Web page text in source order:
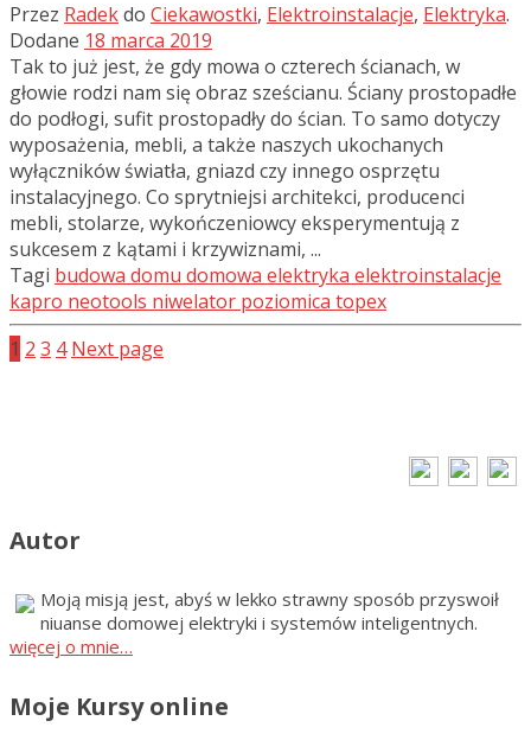
Przez Radekdo Ciekawostki, Elektroinstalacje, Elektryka.
Dodane 18 marca 2019
Tak to już jest, że gdy mowa o czterech ścianach, w
głowie rodzi nam się obraz sześcianu. Ściany prostopadłe
do podłogi, sufit prostopadły do ścian. To samo dotyczy
wyposażenia, mebli, a także naszych ukochanych
wyłączników światła, gniazd czy innego osprzętu
instalacyjnego. Co sprytniejsi architekci, producenci
mebli, stolarze, wykończeniowcy eksperymentują z
sukcesem z kątami i krzywiznami, ...
Tagi budowa domu domowa elektryka elektroinstalacje
kapro neotools niwelator poziomica topex
Stronicowanie
1 2 3 4 Next page
Autor
Moją misją jest, abyś w lekko strawny sposób przyswoił
niuanse domowej elektryki i systemów inteligentnych.
więcej o mnie…
Moje Kursy online